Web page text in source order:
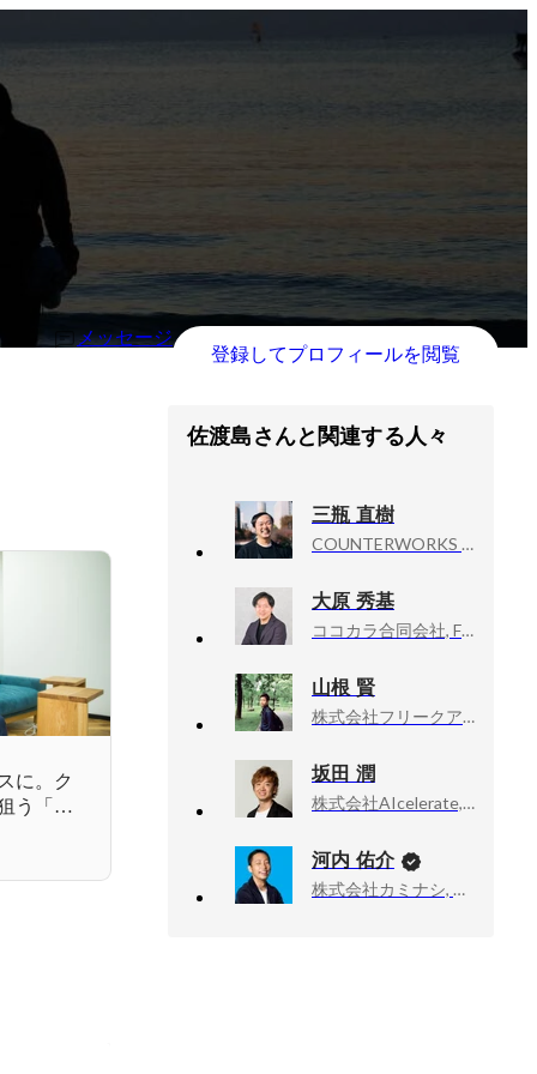
メッセージ
登録してプロフィールを閲覧
に。ク
う「映
佐渡島さんと関連する人々
三瓶 直樹
COUNTERWORKS inc, CEO
大原 秀基
ココカラ合同会社, Founder, CEO
山根 賢
株式会社フリークアウト・ホールディングス, 執行役員
坂田 潤
株式会社AIcelerate, 代表取締役
河内 佑介
株式会社カミナシ, 取締役COO